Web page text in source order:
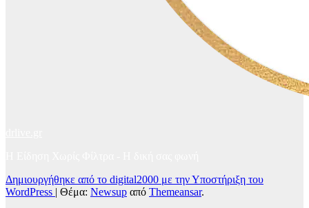
Δημιουργήθηκε από το digital2000 με την Υποστήριξη του
WordPress | Θέμα: Newsup από Themeansar.